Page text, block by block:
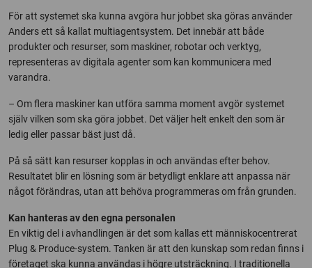
För att systemet ska kunna avgöra hur jobbet ska göras använder
Anders ett så kallat multiagentsystem. Det innebär att både
produkter och resurser, som maskiner, robotar och verktyg,
representeras av digitala agenter som kan kommunicera med
varandra.
– Om flera maskiner kan utföra samma moment avgör systemet
själv vilken som ska göra jobbet. Det väljer helt enkelt den som är
ledig eller passar bäst just då.
På så sätt kan resurser kopplas in och användas efter behov.
Resultatet blir en lösning som är betydligt enklare att anpassa när
något förändras, utan att behöva programmeras om från grunden.
Kan hanteras av den egna personalen
En viktig del i avhandlingen är det som kallas ett människocentrerat
Plug & Produce-system. Tanken är att den kunskap som redan finns i
företaget ska kunna användas i högre utsträckning. I traditionella